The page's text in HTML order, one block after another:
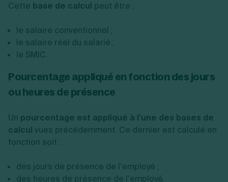
Cette base de calcul peut être :
le salaire conventionnel ;
le salaire réel du salarié ;
le SMIC.
Pourcentage appliqué en fonction des jours
ou heures de présence
Un pourcentage est appliqué à l’une des bases de
calcul vues précédemment. Ce dernier est calculé en
fonction soit :
des jours de présence de l’employé ;
des heures de présence de l’employé.